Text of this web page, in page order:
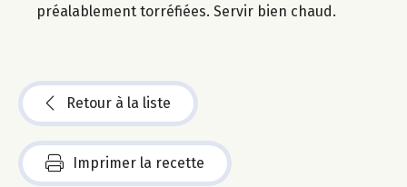
préalablement torréfiées. Servir bien chaud.
Retour à la liste
Imprimer la recette